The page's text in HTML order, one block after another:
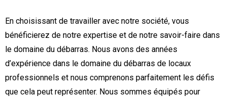
En choisissant de travailler avec notre société, vous
bénéficierez de notre expertise et de notre savoir-faire dans
le domaine du débarras. Nous avons des années
d’expérience dans le domaine du débarras de locaux
professionnels et nous comprenons parfaitement les défis
que cela peut représenter. Nous sommes équipés pour